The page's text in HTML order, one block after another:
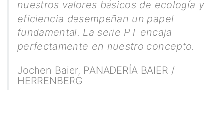
nuestros valores básicos de ecología y
eficiencia desempeñan un papel
fundamental. La serie PT encaja
perfectamente en nuestro concepto.
Jochen Baier, PANADERÍA BAIER /
HERRENBERG